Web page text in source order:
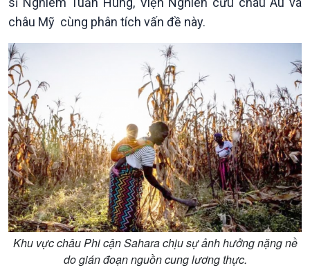
Dòng chảy Kinh tế
Sức sống hàng Việt
Khởi nghiệp
Tuyên chiến với gian lận
thương mại
Mùa vàng
Biển đảo Việt Nam
Tâm tình biên giới và hải
đảo
Tìm hiểu biển, đảo Việt
Nam
Xã hội
Tin Đời sống & Xã hội
360 độ Sức khỏe
Chuyển đổi Xanh
Khoa học & Công nghệ
Tin Khoa học & Công nghệ
Kết nối công nghệ
Sống chung với biến đổi
châu Mỹ cùng phân tích vấn đề này.
Khu vực châu Phi cận Sahara chịu sự ảnh hưởng nặng nề
do gián đoạn nguồn cung lương thực.